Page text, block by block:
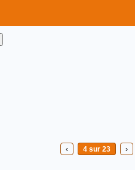
‹ 4 sur 23 ›